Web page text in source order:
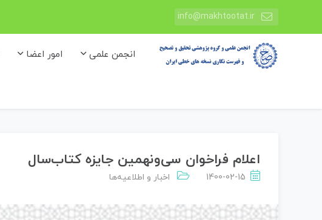
info@makhtootat.ir
انجمن علمی امور اعضا
اعلام فراخوان سی‌ونهمین جایزه کتاب‌سال
1400-02-15 اخبار و اطلاعیه‌ها